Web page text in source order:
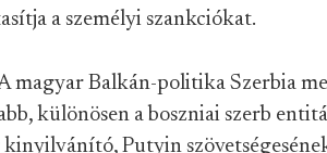
a személyi szankciókat.
magyar Balkán-politika Szerbia
különösen a boszniai szerb
kinyilvánító, Putyin